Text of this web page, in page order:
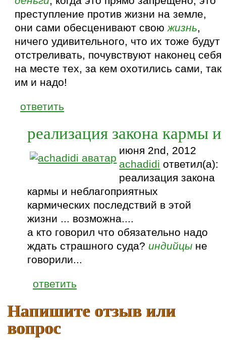
преступление против жизни на земле,
они сами обесценивают своюжизнь,
ничего удивительного, что их тоже будут
отстреливать, почувствуют наконец себя
на месте тех, за кем охотились сами, так
им и надо!
ответить
реализация закона кармы и
июня 2nd, 2012
achadidi ответил(а):
реализация закона
кармы и неблагоприятных
кармических последствий в этой
жизни ... возможна....
а кто говорил что обязательно надо
ждать страшного суда? индийцы не
говорили...
ответить
Напишите отзыв или
вопрос